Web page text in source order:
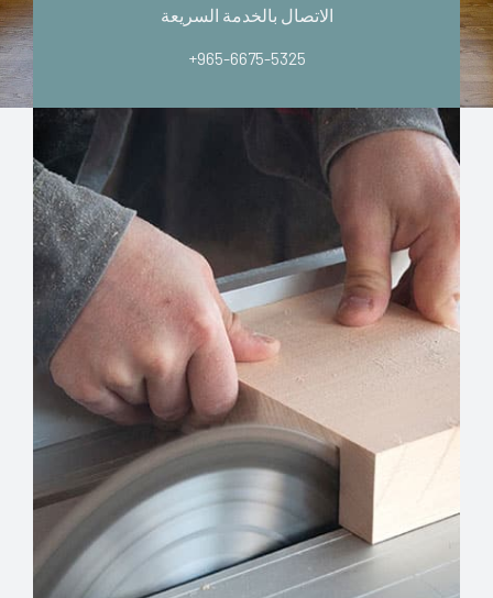
الاتصال بالخدمة السريعة
+965-6675-5325